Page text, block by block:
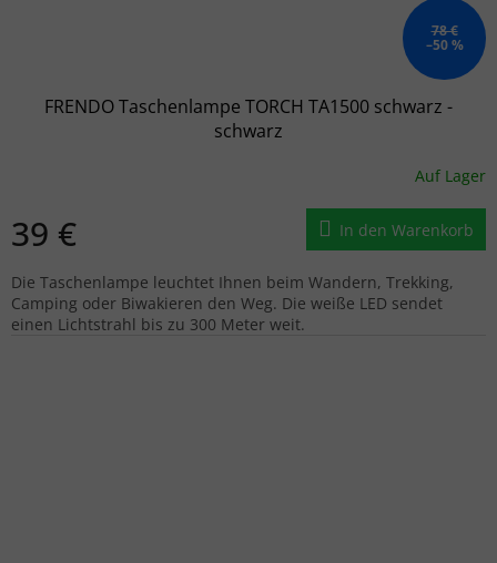
78 €
–50 %
FRENDO Taschenlampe TORCH TA1500 schwarz -
schwarz
Auf Lager
39 € In den Warenkorb
Die Taschenlampe leuchtet Ihnen beim Wandern, Trekking,
Camping oder Biwakieren den Weg. Die weiße LED sendet
einen Lichtstrahl bis zu 300 Meter weit.